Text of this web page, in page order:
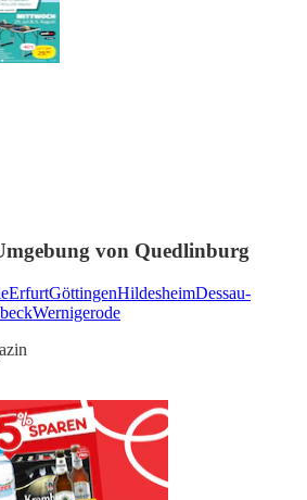
von Quedlinburg
ErfurtGöttingenHildesheimDessau-
Wernigerode